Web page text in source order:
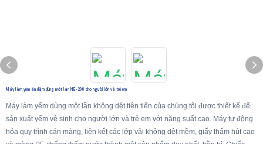
Máy làm yếm ăn dặm dùng một lần NE-200 cho người lớn và trẻ em
Máy làm yếm dùng một lần không dệt tiên tiến của chúng tôi được thiết kế để
sản xuất yếm vệ sinh cho người lớn và trẻ em với năng suất cao. Máy tự động
hóa quy trình cán màng, liên kết các lớp vải không dệt mềm, giấy thấm hút cao